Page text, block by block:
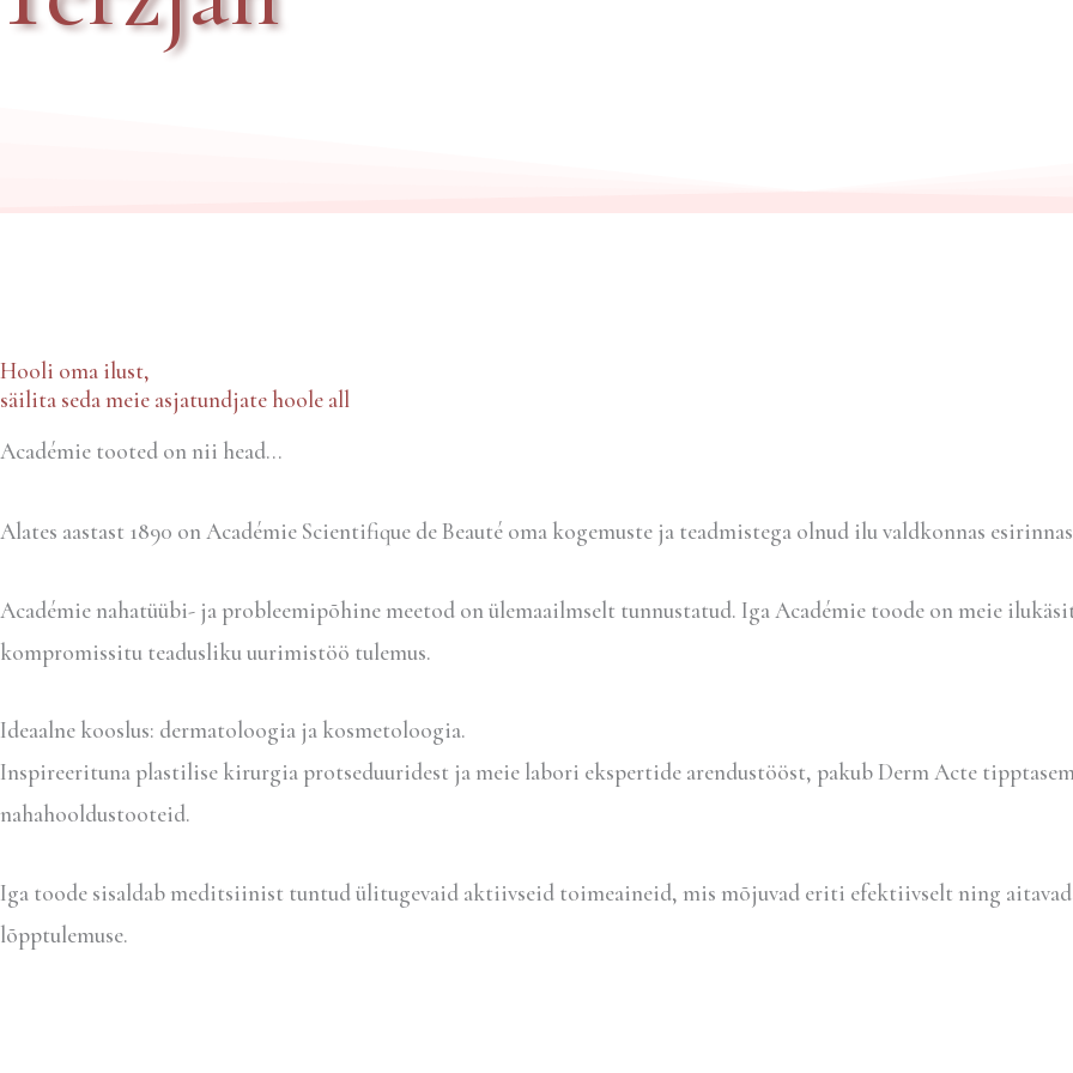
Hooli oma ilust,
säilita seda meie asjatundjate hoole all
Académie tooted on nii head...
Alates aastast 1890 on Académie Scientifique de Beauté oma kogemuste ja teadmistega olnud ilu valdkonnas
Académie nahatüübi- ja probleemipõhine meetod on ülemaailmselt tunnustatud. Iga Académie toode on meie
kompromissitu teadusliku uurimistöö tulemus.
Ideaalne kooslus: dermatoloogia ja kosmetoloogia.
Inspireerituna plastilise kirurgia protseduuridest ja meie labori ekspertide arendustööst, pakub Derm Acte
nahahooldustooteid.
Iga toode sisaldab meditsiinist tuntud ülitugevaid aktiivseid toimeaineid, mis mõjuvad eriti efektiivselt ning aitavad
lõpptulemuse.